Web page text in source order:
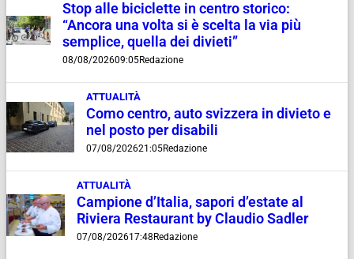
Stop alle biciclette in centro storico:
“Ancora una volta si è scelta la via più
semplice, quella dei divieti”
08/08/202609:05Redazione
ATTUALITÀ
Como centro, auto svizzera in divieto e
nel posto per disabili
07/08/202621:05Redazione
ATTUALITÀ
Campione d’Italia, sapori d’estate al
Riviera Restaurant by Claudio Sadler
07/08/202617:48 Redazione